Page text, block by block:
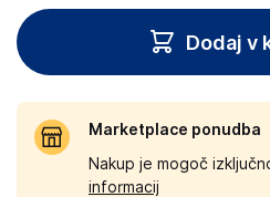
Dodaj v
Marketplace ponudba
Nakup je mogoč
informacij